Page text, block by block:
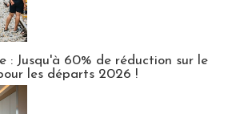
: Jusqu'à 60% de réduction sur le
les départs 2026 !